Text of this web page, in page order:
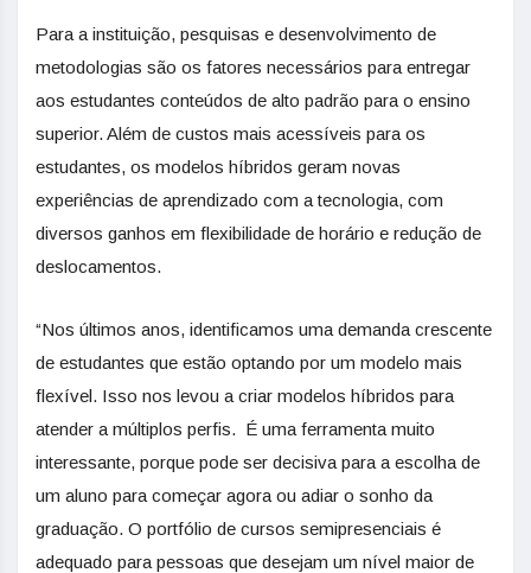
Para a instituição, pesquisas e desenvolvimento de
metodologias são os fatores necessários para entregar
aos estudantes conteúdos de alto padrão para o ensino
superior. Além de custos mais acessíveis para os
estudantes, os modelos híbridos geram novas
experiências de aprendizado com a tecnologia, com
diversos ganhos em flexibilidade de horário e redução de
deslocamentos.
“Nos últimos anos, identificamos uma demanda crescente
de estudantes que estão optando por um modelo mais
flexível. Isso nos levou a criar modelos híbridos para
atender a múltiplos perfis. É uma ferramenta muito
interessante, porque pode ser decisiva para a escolha de
um aluno para começar agora ou adiar o sonho da
graduação. O portfólio de cursos semipresenciais é
adequado para pessoas que desejam um nível maior de